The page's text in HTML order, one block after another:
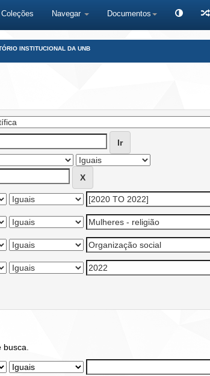
Navegar Documentos
INSTITUCIONAL DA UNB